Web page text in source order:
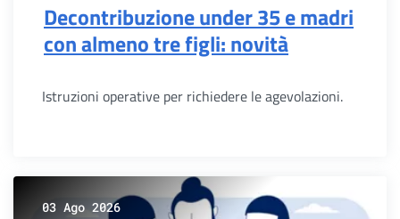
Decontribuzione under 35 e madri
con almeno tre figli: novità
Istruzioni operative per richiedere le agevolazioni.
03 Ago 2026